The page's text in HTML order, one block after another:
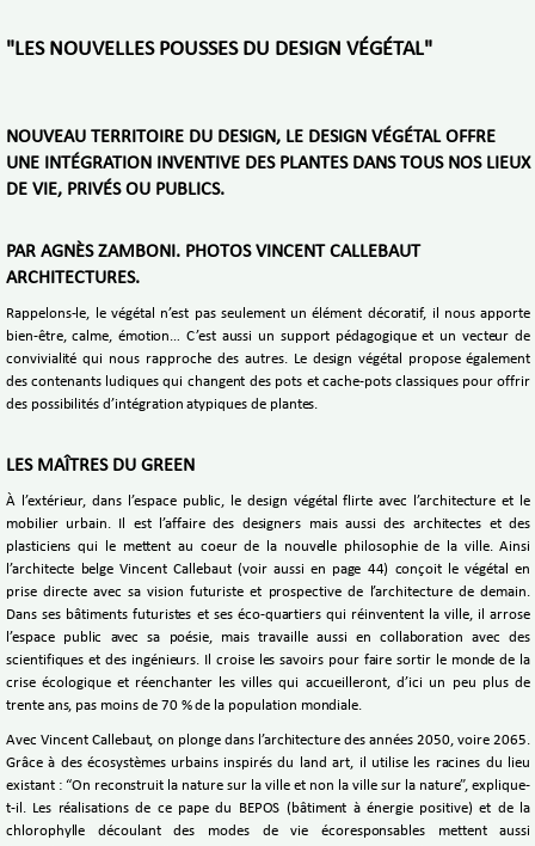
"LES NOUVELLES POUSSES DU DESIGN VÉGÉTAL"
NOUVEAU TERRITOIRE DU DESIGN, LE DESIGN VÉGÉTAL OFFRE
UNE INTÉGRATION INVENTIVE DES PLANTES DANS TOUS NOS LIEUX
DE VIE, PRIVÉS OU PUBLICS.
PAR AGNÈS ZAMBONI. PHOTOS VINCENT CALLEBAUT
ARCHITECTURES.
Rappelons-le, le végétal n’est pas seulement un élément décoratif, il nous apporte
bien-être, calme, émotion… C’est aussi un support pédagogique et un vecteur de
convivialité qui nous rapproche des autres. Le design végétal propose également
des contenants ludiques qui changent des pots et cache-pots classiques pour offrir
des possibilités d’intégration atypiques de plantes.
LES MAÎTRES DU GREEN
À l’extérieur, dans l’espace public, le design végétal flirte avec l’architecture et le
mobilier urbain. Il est l’affaire des designers mais aussi des architectes et des
plasticiens qui le mettent au coeur de la nouvelle philosophie de la ville. Ainsi
l’architecte belge Vincent Callebaut (voir aussi en page 44) conçoit le végétal en
prise directe avec sa vision futuriste et prospective de l’architecture de demain.
Dans ses bâtiments futuristes et ses éco-quartiers qui réinventent la ville, il arrose
l’espace public avec sa poésie, mais travaille aussi en collaboration avec des
scientifiques et des ingénieurs. Il croise les savoirs pour faire sortir le monde de la
crise écologique et réenchanter les villes qui accueilleront, d’ici un peu plus de
trente ans, pas moins de 70 % de la population mondiale.
Avec Vincent Callebaut, on plonge dans l’architecture des années 2050, voire 2065.
Grâce à des écosystèmes urbains inspirés du land art, il utilise les racines du lieu
existant : “On reconstruit la nature sur la ville et non la ville sur la nature”, explique-
t-il. Les réalisations de ce pape du BEPOS (bâtiment à énergie positive) et de la
chlorophylle découlant des modes de vie écoresponsables mettent aussi